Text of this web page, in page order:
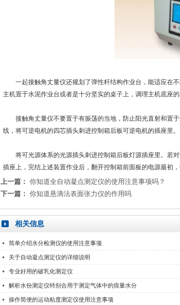
一起接触角丈量仪还规划了弹性杆结构作业台，能适应在不
主机置于水泥作业台或者是十分坚实的桌子上，调理主机底座
接触角丈量仪不要置于有振荡的当地，防止阳光直射和置于
线，将可逆电机的四芯插头刺进控制箱后板可逆电机的插座里。
将可光源体系的光源插头刺进控制箱后板灯源插座里。若对
插座上，完结上述装置作业后，翻开控制箱前面板的电源最初
上一篇： 你知道全自动凝点测定仪的使用注意事项吗？
下一篇： 你知道悬滴法表面张力仪的作用吗
相关信息
简单介绍水分检测仪的使用注意事项
关于自动凝点测定仪的详细说明
专业好用的破乳化测定仪
解析水份测定仪特别合用于测定气体中的痕量水分
操作简便的运动粘度测定仪使用注意事项